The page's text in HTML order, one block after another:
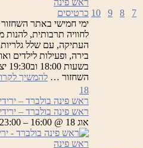
7
8
9
10 כרטיסים
ימי חמישי באתר
לחוויה תרבותית, להנות
העתיקה, עם שלל
בירה, ופעילות לילדים
השחזור … להמשיך
18
ראש פינה בולברד –
ראש פינה בולברד –
אוג 18 @ 16:00 – 23:00